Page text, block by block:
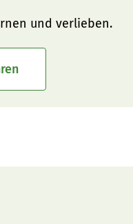
und verlieben.